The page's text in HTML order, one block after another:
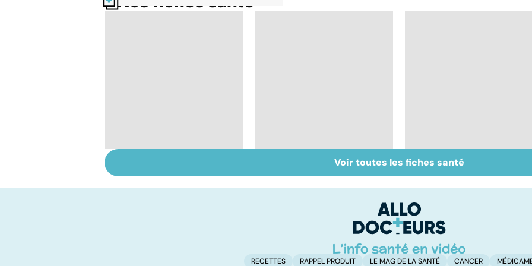
bonnes résolutions
Les méthodes qui
fonctionnent
Les solutions pour en
finir avec la cigarette
Voir toutes les fiches santé
RECETTES RAPPEL PRODUIT LE MAG DE LA SANTÉ CANCER